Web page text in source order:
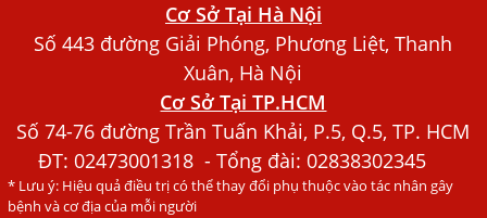
Xét Nghiệm Giun Sán Gồm Những Loại Nào? Chi Phí Bao
Nhiêu?
Người Đàn Ông Phát Ban Mẩn Đỏ Khắp Người, Sau Ba
Tháng Mới Tìm Ra Nguyên Nhân
Đau Mắt Đỏ, Nguyên Nhân Và Cách Điều Trị
HÀ NỘI – PHÁT BAN MẨN ĐỎ KHẮP NGƯỜI, ĐI KHÁM
PHÁT HIỆN NHIỄM KÝ SINH TRÙNG
Cơ Sở Tại Hà Nội
Số 443 đường Giải Phóng, Phương Liệt, Thanh
Xuân, Hà Nội
Cơ Sở Tại TP.HCM
Số 74-76 đường Trần Tuấn Khải, P.5, Q.5, TP. HCM
ĐT:02473001318 - Tổng đài: 02838302345
* Lưu ý: Hiệu quả điều trị có thể thay đổi phụ thuộc vào tác nhân gây
bệnh và cơ địa của mỗi người